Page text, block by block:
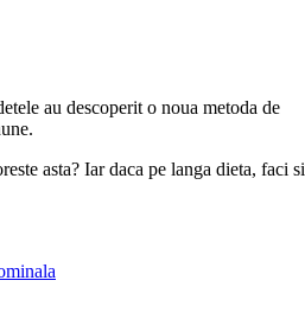
au descoperit o noua metoda de
asta? Iar daca pe langa dieta, faci si